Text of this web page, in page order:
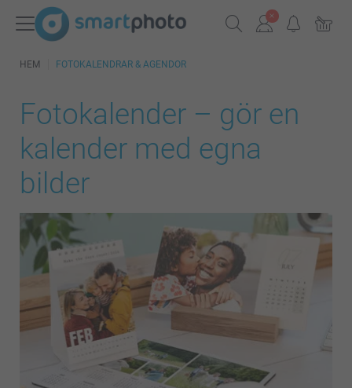
HEM FOTOKALENDRAR & AGENDOR
Fotokalender – gör en
kalender med egna
bilder